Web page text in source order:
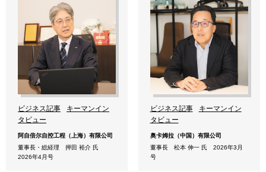
ビジネス記事
キーマンイン
タビュー
阿自倍尔自控工程（上海）有限公司
董事長・総経理 押田 裕介 氏
2026年4月号
ビジネス記事
キーマンイン
タビュー
奥卡姆拉（中国）有限公司
董事長 松本 伸一 氏 2026年3月
号